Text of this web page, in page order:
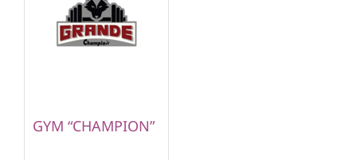
GYM “CHAMPION”